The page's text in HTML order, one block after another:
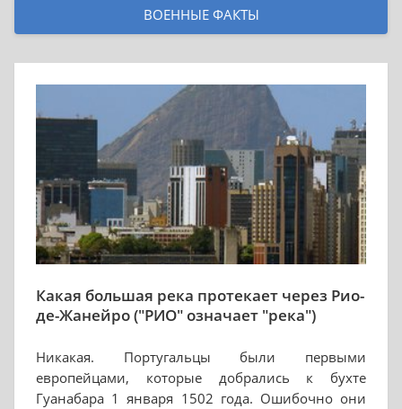
ВОЕННЫЕ ФАКТЫ
Какая большая река протекает через Рио-
де-Жанейро ("РИО" означает "река")
Никакая. Португальцы были первыми
европейцами, которые добрались к бухте
Гуанабара 1 января 1502 года. Ошибочно они